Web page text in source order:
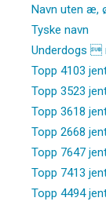
Navn uten æ,
Tyske navn
Underdogs 
Topp 4103
Topp 3523
Topp 3618
Topp 2668
Topp 7647
Topp 7413
Topp 4494